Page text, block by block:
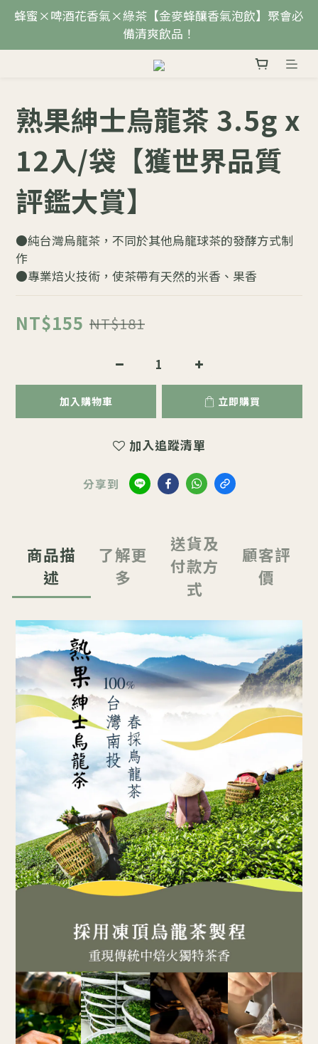
蜂蜜×啤酒花香氣×綠茶【金麥蜂釀香氣泡飲】聚會必
備清爽飲品！
熟果紳士烏龍茶 3.5g x
12入/袋【獲世界品質
評鑑大賞】
●純台灣烏龍茶，不同於其他烏龍球茶的發酵方式制
作
●專業焙火技術，使茶帶有天然的米香、果香
NT$155 NT$181
加入購物車 立即購買
加入追蹤清單
分享到
商品描
述
了解更
多
送貨及
付款方
式
顧客評
價